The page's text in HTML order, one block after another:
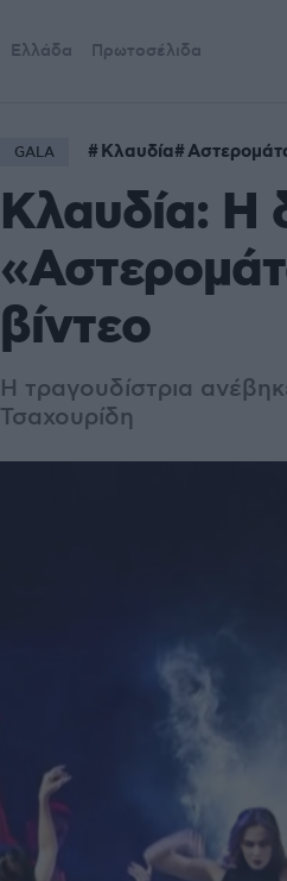
Ελλάδα Πρωτοσέλιδα
GALA Κλαυδία
Κλαυδία: Η
βίντεο
Η τραγουδίστρια
Τσαχουρίδη